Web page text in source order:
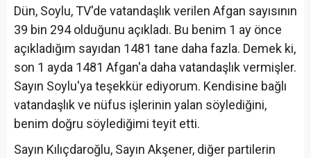
Dün, Soylu, TV'de vatandaşlık verilen Afgan sayısının
39 bin 294 olduğunu açıkladı. Bu benim 1 ay önce
açıkladığım sayıdan 1481 tane daha fazla. Demek ki,
son 1 ayda 1481 Afgan'a daha vatandaşlık vermişler.
Sayın Soylu'ya teşekkür ediyorum. Kendisine bağlı
vatandaşlık ve nüfus işlerinin yalan söylediğini,
benim doğru söylediğimi teyit etti.
Sayın Kılıçdaroğlu, Sayın Akşener, diğer partilerin